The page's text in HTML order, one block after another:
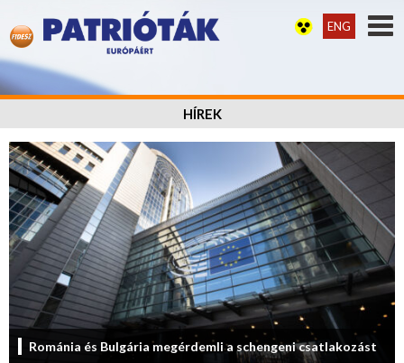
ENG
HÍREK
Románia és Bulgária megérdemli a schengeni csatlakozást